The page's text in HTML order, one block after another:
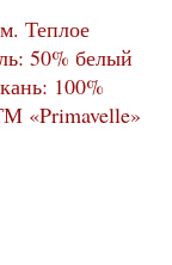
Теплое
50% белый
100%
«Primavelle»